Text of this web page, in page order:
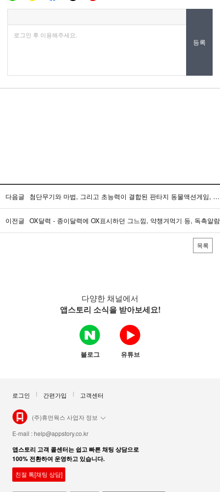
로그인 후 이용해주세요.
등록
다음글 첨단무기와 마법, 그리고 초능력이 결합된 판타지 동물액션게임, X-WOLF [2]
이전글 OX달력 - 종이달력에 OX표시하던 그느낌, 약챙겨먹기 등, 독촉알람
목록
다양한 채널에서
앱스토리 소식을 받아보세요!
블로그 유튜브
로그인 간편가입 고객센터
(주)휴먼웍스 사업자 정보
E-mail :help@appstory.co.kr
앱스토리 고객 콜센터는 쉽고 빠른 채팅 상담으로
100% 전환하여 운영하고 있습니다.
친절 톡[채팅 상담]